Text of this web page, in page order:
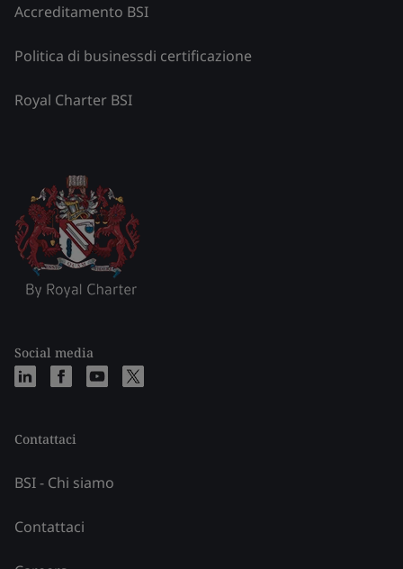
Accreditamento BSI
Politica di businessdi certificazione
Royal Charter BSI
Social media
Contattaci
BSI - Chi siamo
Contattaci